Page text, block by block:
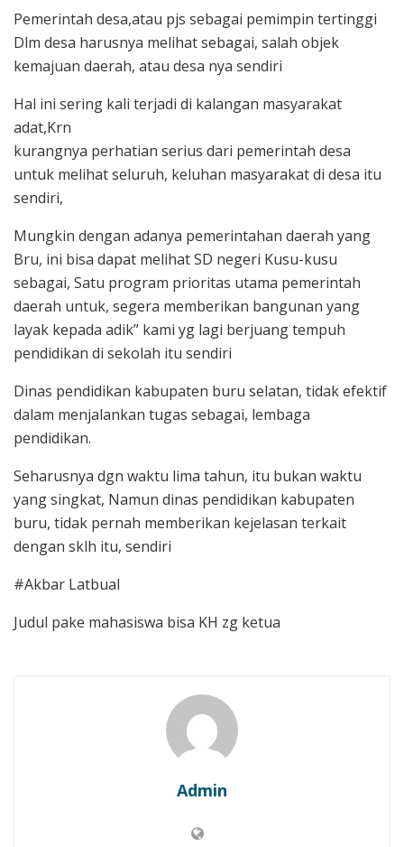
Pemerintah desa,atau pjs sebagai pemimpin tertinggi
Dlm desa harusnya melihat sebagai, salah objek
kemajuan daerah, atau desa nya sendiri
Hal ini sering kali terjadi di kalangan masyarakat
adat,Krn
kurangnya perhatian serius dari pemerintah desa
untuk melihat seluruh, keluhan masyarakat di desa itu
sendiri,
Mungkin dengan adanya pemerintahan daerah yang
Bru, ini bisa dapat melihat SD negeri Kusu-kusu
sebagai, Satu program prioritas utama pemerintah
daerah untuk, segera memberikan bangunan yang
layak kepada adik” kami yg lagi berjuang tempuh
pendidikan di sekolah itu sendiri
Dinas pendidikan kabupaten buru selatan, tidak efektif
dalam menjalankan tugas sebagai, lembaga
pendidikan.
Seharusnya dgn waktu lima tahun, itu bukan waktu
yang singkat, Namun dinas pendidikan kabupaten
buru, tidak pernah memberikan kejelasan terkait
dengan sklh itu, sendiri
#Akbar Latbual
Judul pake mahasiswa bisa KH zg ketua
Admin